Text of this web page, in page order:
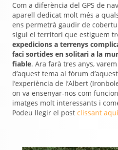
Com a diferència del GPS de
aparell dedicat molt més a
ens permetrà gaudir de
sigui el territori que estiguem
expedicions a terrenys
faci sortides en solitari a la
fiable. Ara farà tres anys,
d’aquest tema al fòrum
l’experiència de l’Albert
on va ensenyar-nos com
imatges molt interessants i
Podeu llegir el post clissant